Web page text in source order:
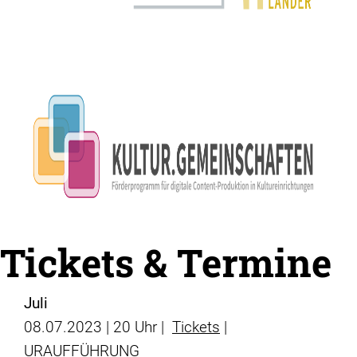
Tickets & Termine
Juli
08.07.2023 | 20 Uhr | Tickets |
URAUFFÜHRUNG